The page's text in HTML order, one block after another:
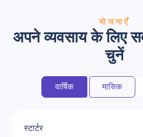
योजनाएँ
अपने व्यवसाय के लिए
चुनें
वार्षिक मासिक
स्टार्टर